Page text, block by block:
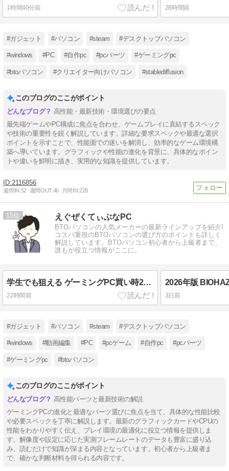
1時間40分前 28時間前
#ガジェット #パソコン #steam #デスクトップパソコン
#windows #PC #自作pc #pcパーツ #ゲーミングpc
#btoパソコン #クリエイター向けパソコン #stablediffusion
このブログのここがポイント
高性能・最新技術・環境選びの要点
最先端ゲームやPC構成に焦点を合わせ、ゲームプレイに直結するスペック
や技術の重要性を鋭く解説しています。詳細な要求スペックや最適な選択
ポイントを示すことで、性能面での迷いを解消し、効率的なゲーム環境構
築へ導いています。グラフィックや性能の進化を背景に、具体的なポイン
トや違いを鮮明に描き、実用的な知識を提供しています。
2116856
週間IN:52 週間OUT:46 月間IN:228
15 えぐぜくてぃぶなPC
BTOパソコンの人気メーカーの最新ラインアップを紹介!
コスパ重視のBTOパソコンの選び方のポイントも詳しく
解説しています。BTOパソコン初心者から上級者まで、
誰もが役立つ情報がここに。
学生でも狙える ゲーミングPC買い時2026完全版
22時間前 3日前
#ガジェット #パソコン #steam #デスクトップパソコン
#windows #動画編集 #PC #pcゲーム #自作pc #pcパーツ
#ゲーミングpc #btoパソコン
このブログのここがポイント
高性能パーツと最新技術の解説
ゲーミングPCの進化と最適なパーツ選びに焦点を当て、具体的な性能比較
や必要スペックを丁寧に解説します。最新のグラフィックカードやCPUの
性能をわかりやすく伝え、プレイ環境の最適化に役立つ情報を提供しま
す。解像度や設定に応じた実測フレームレートのデータも豊富に盛り込
み、読むだけで知識が深まる内容となっています。初心者から上級者ま
で、確かな判断材料を得られる内容です。